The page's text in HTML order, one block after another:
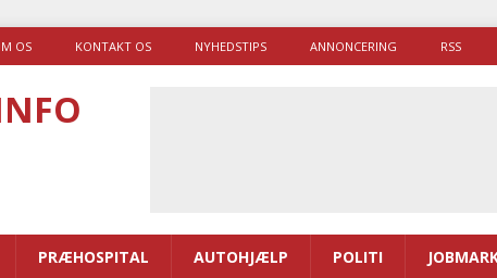
OS KONTAKT OS NYHEDSTIPS ANNONCERING RSS
PRÆHOSPITAL AUTOHJÆLP POLITI